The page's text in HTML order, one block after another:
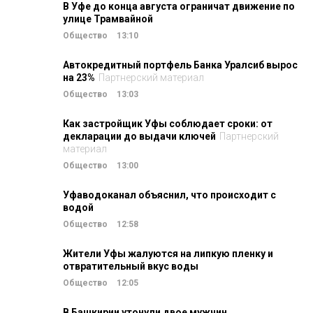
В Уфе до конца августа ограничат движение по
улице Трамвайной
Общество 13:10
Автокредитный портфель Банка Уралсиб вырос
на 23% Партнерский материал
Общество 13:03
Как застройщик Уфы соблюдает сроки: от
декларации до выдачи ключей Партнерский
материал
Общество 13:00
Уфаводоканал объяснил, что происходит с
водой
Общество 12:58
Жители Уфы жалуются на липкую пленку и
отвратительный вкус воды
Общество 12:05